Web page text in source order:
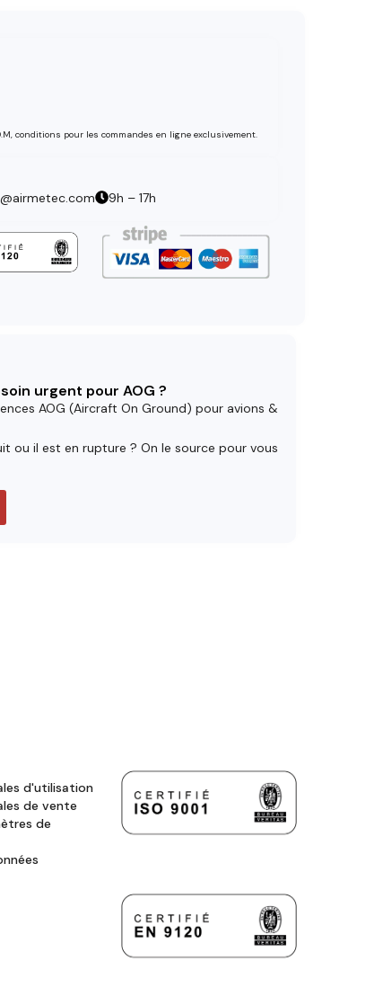
conditions pour les commandes en ligne exclusivement.
9h – 17h
urgent pour AOG ?
AOG (Aircraft On Ground) pour avions &
ou il est en rupture ? On le source pour vous
d'utilisation
de vente
de